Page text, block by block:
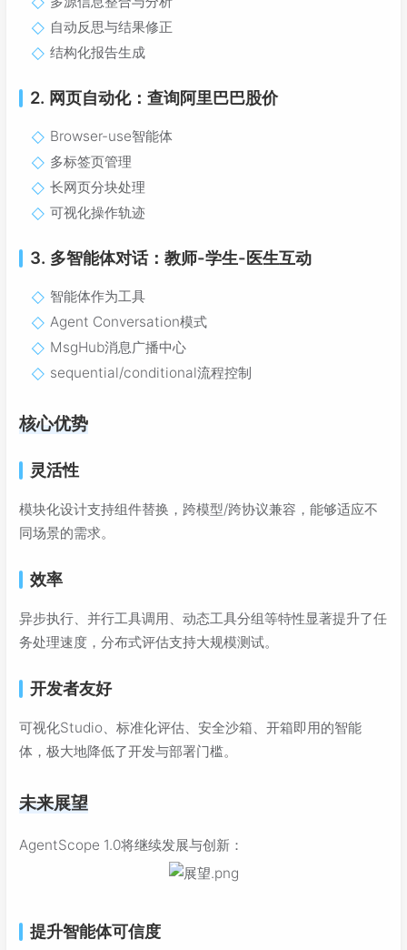
自动反思与结果修正
结构化报告生成
2. 网页自动化：查询阿里巴巴股价
Browser-use智能体
多标签页管理
长网页分块处理
可视化操作轨迹
3. 多智能体对话：教师-学生-医生互动
智能体作为工具
Agent Conversation模式
MsgHub消息广播中心
sequential/conditional流程控制
核心优势
灵活性
模块化设计支持组件替换，跨模型/跨协议兼容，能够适应不
同场景的需求。
效率
异步执行、并行工具调用、动态工具分组等特性显著提升了任
务处理速度，分布式评估支持大规模测试。
开发者友好
可视化Studio、标准化评估、安全沙箱、开箱即用的智能
体，极大地降低了开发与部署门槛。
未来展望
AgentScope 1.0将继续发展与创新：
提升智能体可信度